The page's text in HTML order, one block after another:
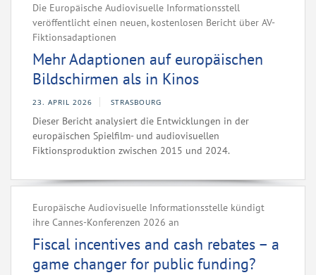
Die Europäische Audiovisuelle Informationsstell
veröffentlicht einen neuen, kostenlosen Bericht über AV-
Fiktionsadaptionen
Mehr Adaptionen auf europäischen
Bildschirmen als in Kinos
23. APRIL 2026 STRASBOURG
Dieser Bericht analysiert die Entwicklungen in der
europäischen Spielfilm- und audiovisuellen
Fiktionsproduktion zwischen 2015 und 2024.
Europäische Audiovisuelle Informationsstelle kündigt
ihre Cannes-Konferenzen 2026 an
Fiscal incentives and cash rebates – a
game changer for public funding?